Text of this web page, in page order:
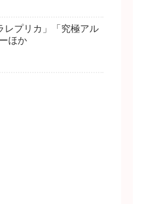
レプリカ」「究極アル
ほか